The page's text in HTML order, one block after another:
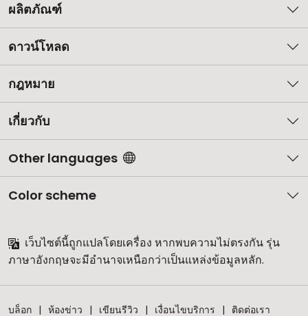
ผลิตภัณฑ์
ดาวน์โหลด
กฎหมาย
เกี่ยวกับ
Other languages
Color scheme
เว็บไซต์นี้ถูกแปลโดยเครื่อง หากพบความไม่ตรงกัน รุ่น
ภาษาอังกฤษจะมีอำนาจเหนือกว่าเป็นแหล่งข้อมูลหลัก.
บล็อก ห้องข่าว เขียนรีวิว เงื่อนไขบริการ ติดต่อเรา